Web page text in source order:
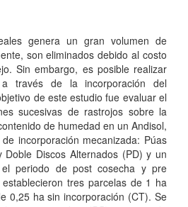
genera un gran volumen de
son eliminados debido al costo
Sin embargo, es posible realizar
a través de la incorporación del
de este estudio fue evaluar el
sucesivas de rastrojos sobre la
de humedad en un Andisol,
incorporación mecanizada: Púas
Doble Discos Alternados (PD) y un
periodo de post cosecha y pre
tres parcelas de 1 ha
0,25 ha sin incorporación (CT). Se